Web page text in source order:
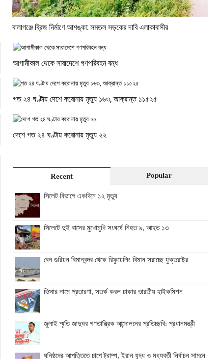
বালাগঞ্জে ব্রিজ নির্মাণে আশঙ্কা: সমতল সড়কের দাবি এলাকাবাসীর
আগামীকাল থেকে সারাদেশে গণপরিবহন বন্ধ
গত ২৪ ঘণ্টায় দেশে করোনায় মৃত্যু ১৬৩, আক্রান্ত ১১৫২৫
দেশে গত ২৪ ঘণ্টায় করোনায় মৃত্যু ২২
Recent Popular
সিলেট বিভাগে একদিনে ১২ মৃত্যু
সিলেটে দুই বাসের মুখোমুখি সংঘর্ষে নিহত ৯, আহত ১৩
বেন গুরিয়ন বিমানবন্দর থেকে রিফুয়েলিং বিমান সরাচ্ছে যুক্তরাষ্ট্র
ভিসার নামে প্রতারণা, সতর্ক করল ঢাকার ভারতীয় হাইকমিশন
জুলাই স্মৃতি জাদুঘর গণতান্ত্রিক আন্দোলনের প্রতিচ্ছবি: প্রধানমন্ত্রী
ঘনিষ্ঠদের আপত্তিতে চাপে ট্রাম্প, ইরান যুদ্ধ ও মধ্যবর্তী নির্বাচন সামনে